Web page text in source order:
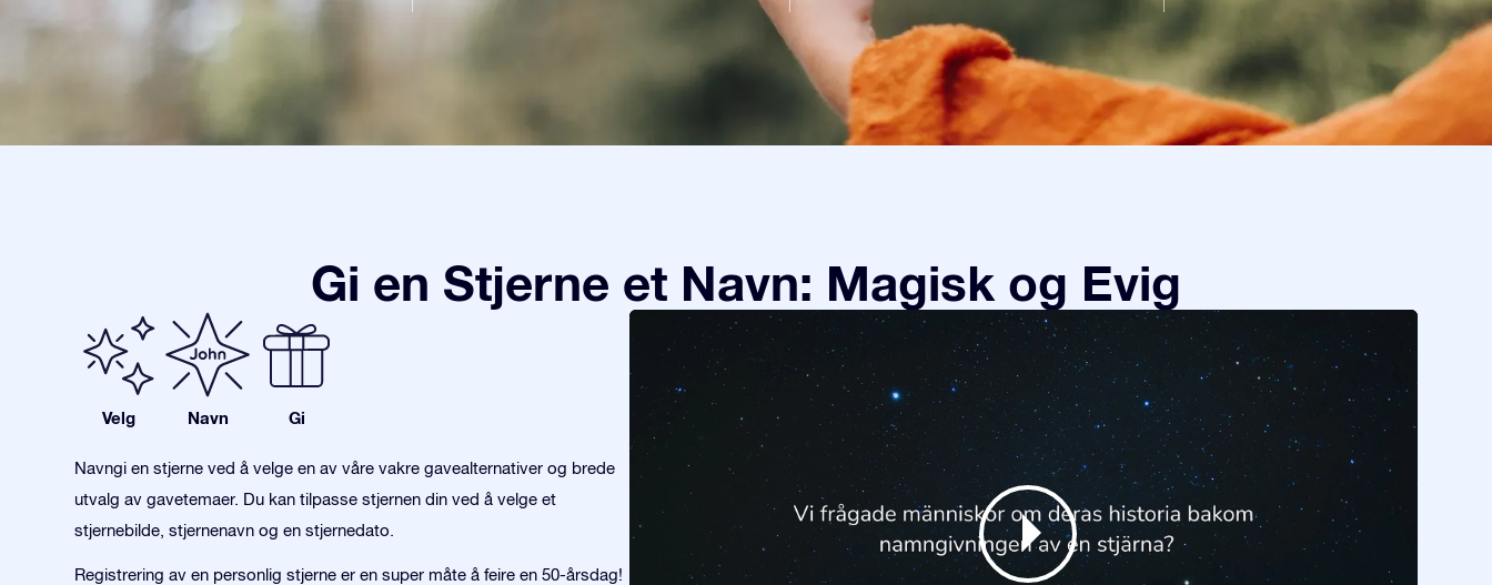
Gi en Stjerne et Navn: Magisk og Evig
Velg Navn Gi
Navngi en stjerne ved å velge en av våre vakre gavealternativer og brede
utvalg av gavetemaer. Du kan tilpasse stjernen din ved å velge et
stjernebilde, stjernenavn og en stjernedato.
Registrering av en personlig stjerne er en super måte å feire en 50-årsdag!